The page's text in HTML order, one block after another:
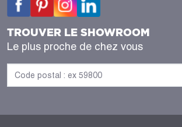
TROUVER LE SHOWROOM
Le plus proche de chez vous